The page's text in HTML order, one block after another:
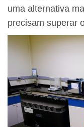
uma alternativa
precisam superar